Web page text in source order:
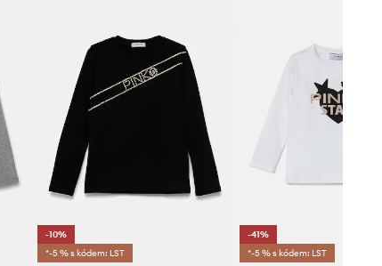
-10%
*-5 % s kódem: LST
-41%
*-5 % s kódem: LST